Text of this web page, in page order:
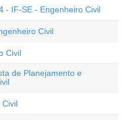
- IF-SE - Engenheiro Civil
Civil
Civil
de Planejamento e
Civil